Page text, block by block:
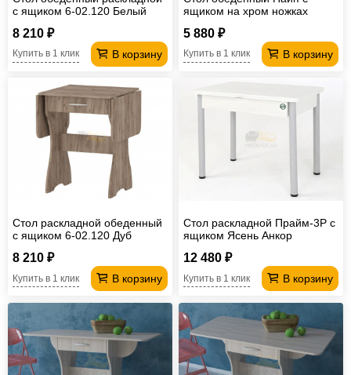
с ящиком 6-02.120 Белый
8 210 ₽
В корзину
Купить в 1 клик
ящиком на хром ножках
5 880 ₽
В корзину
Купить в 1 клик
Стол раскладной обеденный
с ящиком 6-02.120 Дуб
8 210 ₽
В корзину
Купить в 1 клик
Стол раскладной Прайм-3Р с
ящиком Ясень Анкор
12 480 ₽
В корзину
Купить в 1 клик